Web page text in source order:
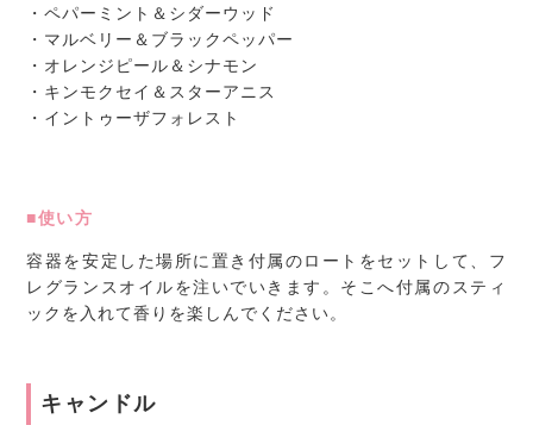
・ペパーミント＆シダーウッド
・マルベリー＆ブラックペッパー
・オレンジピール＆シナモン
・キンモクセイ＆スターアニス
・イントゥーザフォレスト
■使い方
容器を安定した場所に置き付属のロートをセットして、フ
レグランスオイルを注いでいきます。そこへ付属のスティ
ックを入れて香りを楽しんでください。
キャンドル